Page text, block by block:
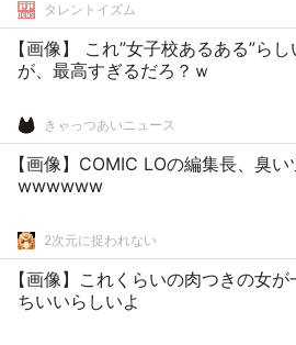
タレントイズム
【画像】 これ”女子校あるある”ら
が、最高すぎるだろ？ｗ
きゃっつあいニュース
【画像】COMIC LOの編集長、臭
wwwwww
2次元に捉われない
【画像】これくらいの肉つきの女
ちいいらしいよ